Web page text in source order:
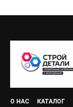
О НАС КАТАЛОГ